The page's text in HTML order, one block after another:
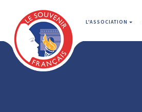
L'ASSOCIATION